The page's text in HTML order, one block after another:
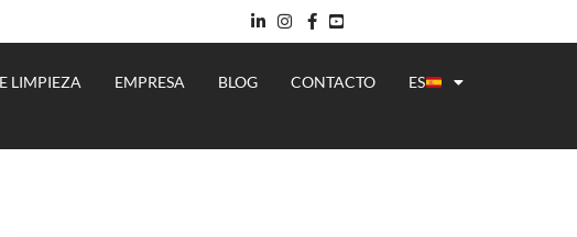
LIMPIEZA EMPRESA BLOG CONTACTO ES